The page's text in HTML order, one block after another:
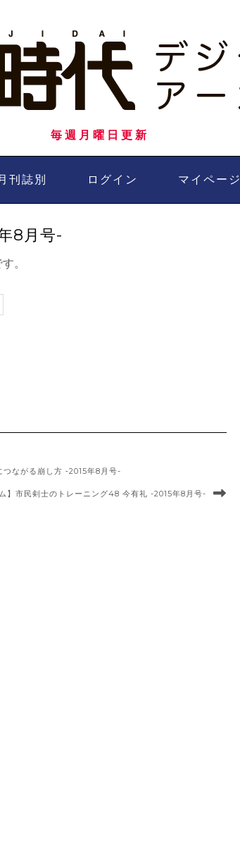
毎週月曜日更新
刊誌別 ログイン マイページ
8月号-
。
ながる崩し方 ‐2015年8月号-
ム】市民剣士のトレーニング48 今有礼 -2015年8月号-